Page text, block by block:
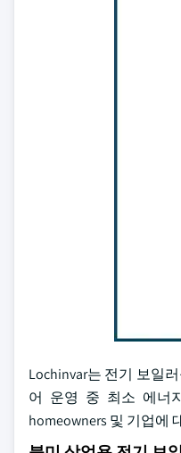
Lochinvar는 전기 보일
어 운영 중 최소 에너
homeowners 및 기업에